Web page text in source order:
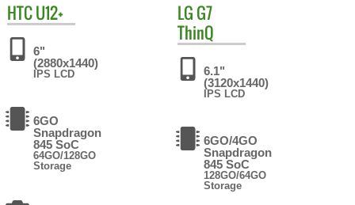
HTCU12+
6"
(2880x1440)
IPS LCD
6GO
Snapdragon
845 SoC
64GO/128GO
Storage
LG G7
ThinQ
6.1"
(3120x1440)
IPS LCD
6GO/4GO
Snapdragon
845 SoC
128GO/64GO
Storage